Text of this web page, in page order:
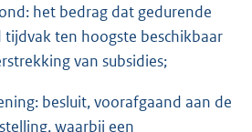
het bedrag dat gedurende
tijdvak ten hoogste beschikbaar
van subsidies;
besluit, voorafgaand aan de
waarbij een